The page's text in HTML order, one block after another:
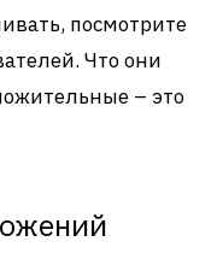
посмотрите
Что они
– это